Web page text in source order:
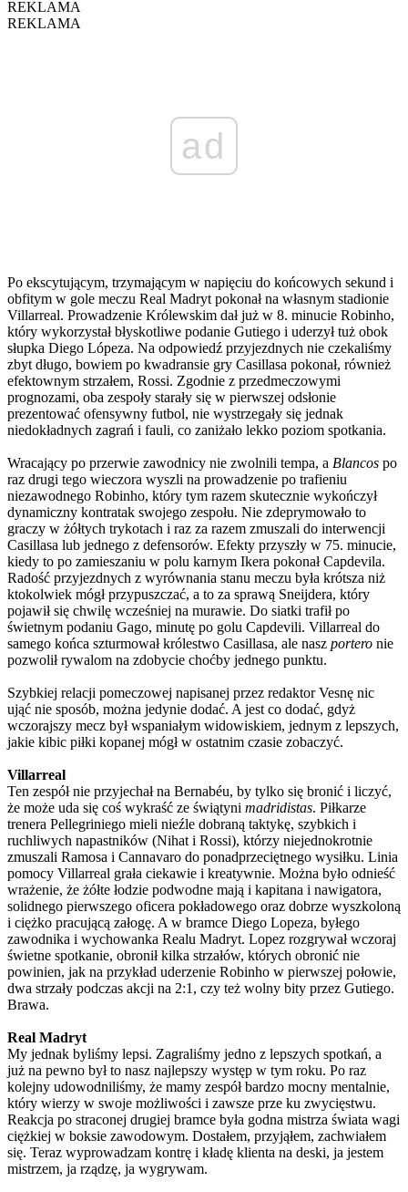
REKLAMA
REKLAMA
ad
Po ekscytującym, trzymającym w napięciu do końcowych sekund i
obfitym w gole meczu Real Madryt pokonał na własnym stadionie
Villarreal. Prowadzenie Królewskim dał już w 8. minucie Robinho,
który wykorzystał błyskotliwe podanie Gutiego i uderzył tuż obok
słupka Diego Lópeza. Na odpowiedź przyjezdnych nie czekaliśmy
zbyt długo, bowiem po kwadransie gry Casillasa pokonał, również
efektownym strzałem, Rossi. Zgodnie z przedmeczowymi
prognozami, oba zespoły starały się w pierwszej odsłonie
prezentować ofensywny futbol, nie wystrzegały się jednak
niedokładnych zagrań i fauli, co zaniżało lekko poziom spotkania.
Wracający po przerwie zawodnicy nie zwolnili tempa, a Blancos po
raz drugi tego wieczora wyszli na prowadzenie po trafieniu
niezawodnego Robinho, który tym razem skutecznie wykończył
dynamiczny kontratak swojego zespołu. Nie zdeprymowało to
graczy w żółtych trykotach i raz za razem zmuszali do interwencji
Casillasa lub jednego z defensorów. Efekty przyszły w 75. minucie,
kiedy to po zamieszaniu w polu karnym Ikera pokonał Capdevila.
Radość przyjezdnych z wyrównania stanu meczu była krótsza niż
ktokolwiek mógł przypuszczać, a to za sprawą Sneijdera, który
pojawił się chwilę wcześniej na murawie. Do siatki trafił po
świetnym podaniu Gago, minutę po golu Capdevili. Villarreal do
samego końca szturmował królestwo Casillasa, ale nasz portero nie
pozwolił rywalom na zdobycie choćby jednego punktu.
Szybkiej relacji pomeczowej napisanej przez redaktor Vesnę nic
ująć nie sposób, można jedynie dodać. A jest co dodać, gdyż
wczorajszy mecz był wspaniałym widowiskiem, jednym z lepszych,
jakie kibic piłki kopanej mógł w ostatnim czasie zobaczyć.
Villarreal
Ten zespół nie przyjechał na Bernabéu, by tylko się bronić i liczyć,
że może uda się coś wykraść ze świątyni madridistas. Piłkarze
trenera Pellegriniego mieli nieźle dobraną taktykę, szybkich i
ruchliwych napastników (Nihat i Rossi), którzy niejednokrotnie
zmuszali Ramosa i Cannavaro do ponadprzeciętnego wysiłku. Linia
pomocy Villarreal grała ciekawie i kreatywnie. Można było odnieść
wrażenie, że żółte łodzie podwodne mają i kapitana i nawigatora,
solidnego pierwszego oficera pokładowego oraz dobrze wyszkoloną
i ciężko pracującą załogę. A w bramce Diego Lopeza, byłego
zawodnika i wychowanka Realu Madryt. Lopez rozgrywał wczoraj
świetne spotkanie, obronił kilka strzałów, których obronić nie
powinien, jak na przykład uderzenie Robinho w pierwszej połowie,
dwa strzały podczas akcji na 2:1, czy też wolny bity przez Gutiego.
Brawa.
Real Madryt
My jednak byliśmy lepsi. Zagraliśmy jedno z lepszych spotkań, a
już na pewno był to nasz najlepszy występ w tym roku. Po raz
kolejny udowodniliśmy, że mamy zespół bardzo mocny mentalnie,
który wierzy w swoje możliwości i zawsze prze ku zwycięstwu.
Reakcja po straconej drugiej bramce była godna mistrza świata wagi
ciężkiej w boksie zawodowym. Dostałem, przyjąłem, zachwiałem
się. Teraz wyprowadzam kontrę i kładę klienta na deski, ja jestem
mistrzem, ja rządzę, ja wygrywam.